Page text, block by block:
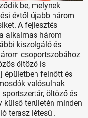
be, melynek
évtől újabb három
A fejlesztés
alkalmas három
kiszolgáló és
csoportszobához
öltöző is
épületben felnőtt és
valósulnak
öltöző és
külső területén minden
terasz létesül.